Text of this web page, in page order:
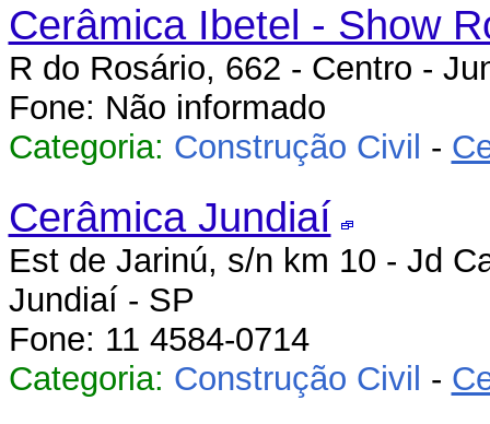
Cerâmica Ibetel - Show
R do Rosário, 662 - Centro -
Fone: Não informado
Categoria: Construção Civil -
Cerâmica Jundiaí
Est de Jarinú, s/n km 10 - Jd
Jundiaí - SP
Fone: 11 4584-0714
Categoria: Construção Civil -